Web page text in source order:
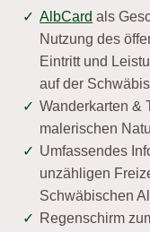
AlbCard als
Nutzung des
Eintritt und
auf der
Wanderkarten &
malerischen
Umfassendes
unzähligen
Schwäbischen
Regenschirm